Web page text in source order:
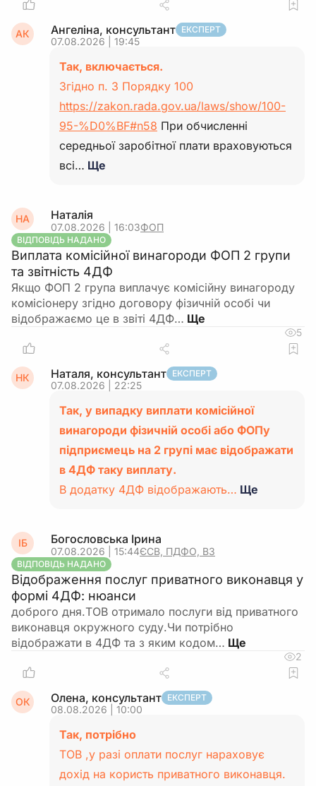
АК Ангеліна, консультант ЕКСПЕРТ
07.08.2026 | 19:45
Так, включається.
Згідно п. 3 Порядку 100
https://zakon.rada.gov.ua/laws/show/100-
95-%D0%BF#n58 При обчисленні
середньої заробітної плати враховуються
всі… Ще
НА Наталія
07.08.2026 | 16:03ФОП
ВІДПОВІДЬ НАДАНО
Виплата комісійної винагороди ФОП 2 групи
та звітність 4ДФ
Якщо ФОП 2 група виплачує комісійну винагороду
комісіонеру згідно договору фізичній особі чи
відображаємо це в звіті 4ДФ…
5
НК Наталя, консультант ЕКСПЕРТ
07.08.2026 | 22:25
Так, у випадку виплати комісійної
винагороди фізичній особі або ФОПу
підприємець на 2 групі має відображати
в 4ДФ таку виплату.
В додатку 4ДФ відображають… Ще
ІБ Богословська Ірина
07.08.2026 | 15:44ЄСВ, ПДФО, ВЗ
ВІДПОВІДЬ НАДАНО
Відображення послуг приватного виконавця у
формі 4ДФ: нюанси
доброго дня.ТОВ отримало послуги від приватного
виконавця окружного суду.Чи потрібно
відображати в 4ДФ та з яким кодом…
2
ОК Олена, консультант ЕКСПЕРТ
08.08.2026 | 10:00
Так, потрібно
ТОВ ,у разі оплати послуг нараховує
дохід на користь приватного виконавця.